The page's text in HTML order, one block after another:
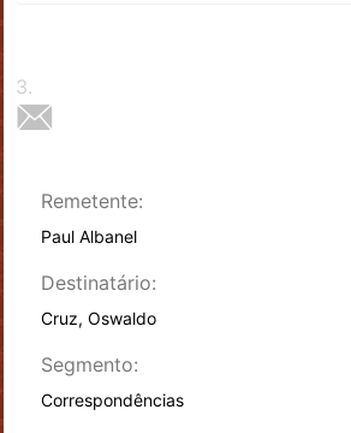
3.
Remetente:
Paul Albanel
Destinatário:
Cruz, Oswaldo
Segmento:
Correspondências